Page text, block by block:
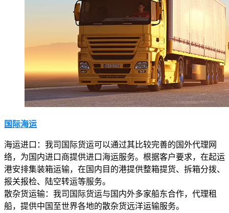
国际海运
海运进口：我司国际货运可以通过其比较完善的国外代理网
络，为国内进口商提供进口海运服务。根据客户要求，在起运
港安排集装箱运输，在国内目的港提供整箱提货、拆箱分拨、
报关报检、陆空转运等服务。
散杂货运输：我司国际货运与国内外多家船东合作，代理租
船，提供中国至世界各地的散杂货远洋运输服务。